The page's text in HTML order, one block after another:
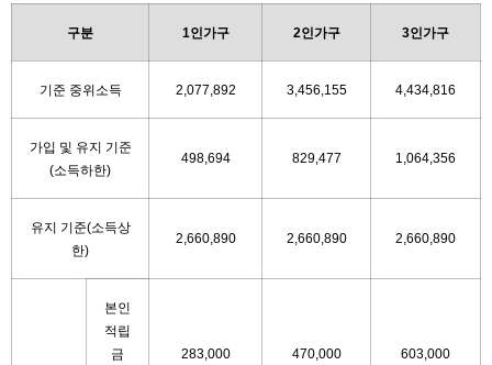
구분 1인가구 2인가구 3인가구
기준 중위소득 2,077,892 3,456,155 4,434,816
가입 및 유지 기준
(소득하한)
498,694 829,477 1,064,356
유지 기준(소득상
한)
2,660,890 2,660,890 2,660,890
본인
적립
금
283,000 470,000 603,000